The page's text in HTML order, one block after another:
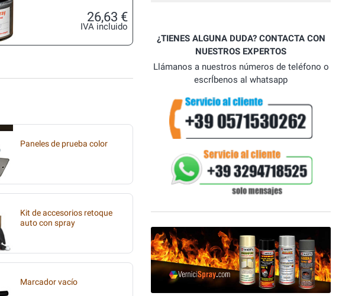
26,63 €
IVA incluido
Paneles de prueba color
Kit de accesorios retoque
auto con spray
Marcador vacío
¿TIENES ALGUNA DUDA? CONTACTA CON
NUESTROS EXPERTOS
Llámanos a nuestros números de teléfono o
escrÍbenos al whatsapp